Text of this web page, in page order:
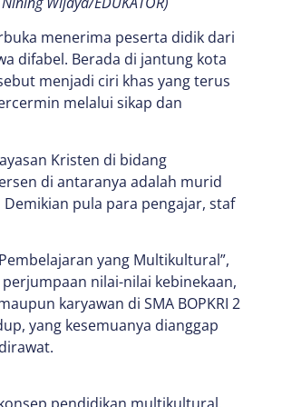
menerima peserta didik dari
difabel. Berada di jantung kota
menjadi ciri khas yang terus
melalui sikap dan
Kristen di bidang
di antaranya adalah murid
pula para pengajar, staf
yang Multikultural”,
nilai-nilai kebinekaan,
karyawan di SMA BOPKRI 2
yang kesemuanya dianggap